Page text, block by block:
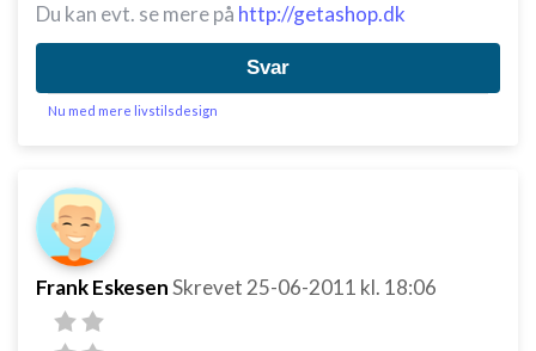
Du kan evt. se mere på http://getashop.dk
Svar
Nu med mere livstilsdesign
Frank EskesenSkrevet 25-06-2011 kl. 18:06